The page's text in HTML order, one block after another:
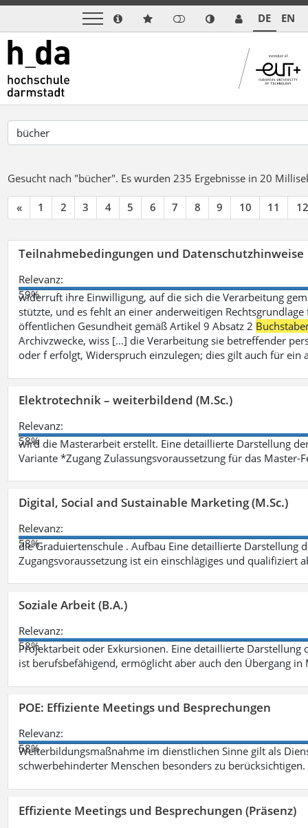
DE EN
Gesucht nach "bücher". Es wurden 235 Ergebnisse in 20
« 1 2 3 4 5 6 7 8 9 10 11 12
Teilnahmebedingungen und Datenschutzhinweise
Relevanz:
59%
widerruft ihre Einwilligung, auf die sich die Verarbeitung
stützte, und es fehlt an einer anderweitigen
öffentlichen Gesundheit gemäß Artikel 9 Absatz 2
Archivzwecke, wiss [...] die Verarbeitung sie betreffender
oder f erfolgt, Widerspruch einzulegen; dies gilt auch für ein
Elektrotechnik – weiterbildend (M.Sc.)
Relevanz:
58%
wird die Masterarbeit erstellt. Eine detaillierte Darstellung
Variante *Zugang Zulassungsvoraussetzung für das Master-
Digital, Social and Sustainable Marketing (M.Sc.)
Relevanz:
58%
die Graduiertenschule . Aufbau Eine detaillierte Darstellung
Zugangsvoraussetzung ist ein einschlägiges und qualifiziert
Soziale Arbeit (B.A.)
Relevanz:
58%
Projektarbeit oder Exkursionen. Eine detaillierte
ist berufsbefähigend, ermöglicht aber auch den Übergang in
POE: Effiziente Meetings und Besprechungen
Relevanz:
58%
Weiterbildungsmaßnahme im dienstlichen Sinne gilt als
schwerbehinderter Menschen besonders zu berücksichtigen.
Effiziente Meetings und Besprechungen (Präsenz)